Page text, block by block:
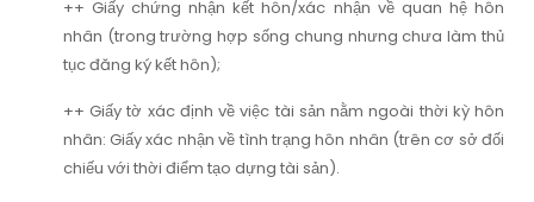
++ Giấy chứng nhận kết hôn/xác nhận về quan hệ hôn
nhân (trong trường hợp sống chung nhưng chưa làm thủ
tục đăng ký kết hôn);
++ Giấy tờ xác định về việc tài sản nằm ngoài thời kỳ hôn
nhân: Giấy xác nhận về tình trạng hôn nhân (trên cơ sở đối
chiếu với thời điểm tạo dựng tài sản).